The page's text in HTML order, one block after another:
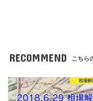
RECOMMEND こちら
相場解